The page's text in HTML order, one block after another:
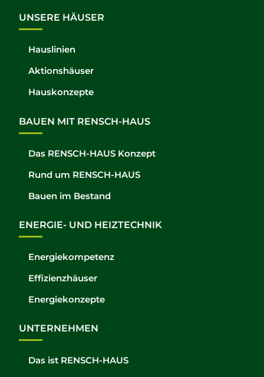
UNSERE HÄUSER
Hauslinien
Aktionshäuser
Hauskonzepte
BAUEN MIT RENSCH-HAUS
Das RENSCH-HAUS Konzept
Rund um RENSCH-HAUS
Bauen im Bestand
ENERGIE- UND HEIZTECHNIK
Energiekompetenz
Effizienzhäuser
Energiekonzepte
UNTERNEHMEN
Das ist RENSCH-HAUS